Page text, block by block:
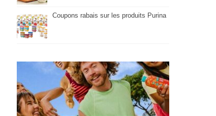
Coupons rabais sur les produits Purina